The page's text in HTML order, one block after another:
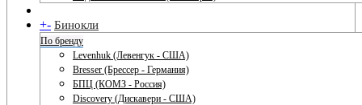
+- Бинокли
По бренду
Levenhuk (Левенгук - США)
Bresser (Брессер - Германия)
БПЦ (КОМЗ - Россия)
Discovery (Дискавери - США)